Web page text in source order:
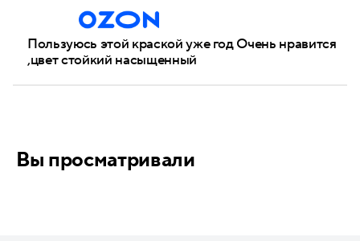
Пользуюсь этой краской уже год Очень нравится
,цвет стойкий насыщенный
Вы просматривали